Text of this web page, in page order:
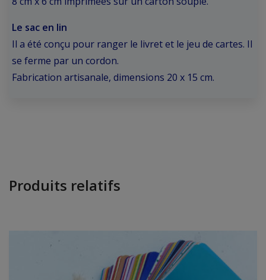
Le sac en lin
Il a été conçu pour ranger le livret et le jeu de cartes. Il
se ferme par un cordon.
Fabrication artisanale, dimensions 20 x 15 cm.
Produits relatifs